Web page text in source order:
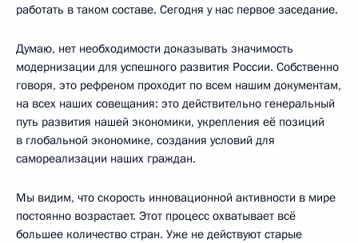
работать в таком составе. Сегодня у нас первое заседание.
Думаю, нет необходимости доказывать значимость
модернизации для успешного развития России. Собственно
говоря, это рефреном проходит по всем нашим документам,
на всех наших совещания: это действительно генеральный
путь развития нашей экономики, укрепления её позиций
в глобальной экономике, создания условий для
самореализации наших граждан.
Мы видим, что скорость инновационной активности в мире
постоянно возрастает. Этот процесс охватывает всё
большее количество стран. Уже не действуют старые